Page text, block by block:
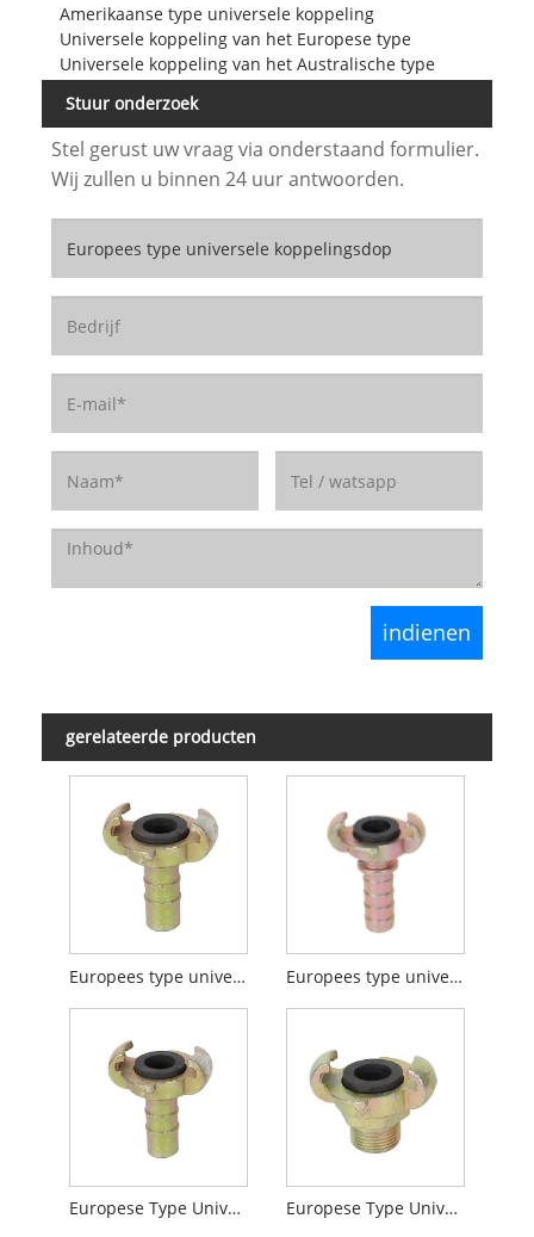
Amerikaanse type universele koppeling
Universele koppeling van het Europese type
Universele koppeling van het Australische type
Stuur onderzoek
Stel gerust uw vraag via onderstaand formulier.
Wij zullen u binnen 24 uur antwoorden.
gerelateerde producten
Europees type universeel koppelingsslanguiteinde Europees type universeel koppelingsslanguiteinde met kraag
Europese Type Universele Koppeling Slang Einde Zonder Colalr Europese Type Universele Koppeling Buitendraad